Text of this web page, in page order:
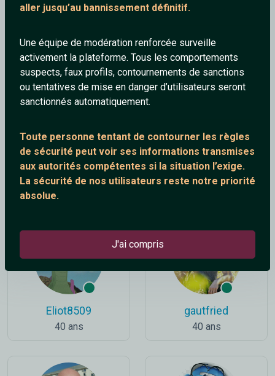
aller jusqu’au bannissement définitif.
Une équipe de modération renforcée surveille
activement la plateforme. Tous les comportements
suspects, faux profils, contournements de sanctions
ou tentatives de mise en danger d’utilisateurs seront
sanctionnés automatiquement.
Toute personne tentant de contourner les règles
de sécurité peut voir ses informations transmises
aux autorités compétentes si la situation l’exige.
La sécurité de nos utilisateurs reste notre priorité
absolue.
J'ai compris
LeDz_
90 ans
MecCool_62
49 ans
Patrick32 cleary35
Eliot8509
40 ans
gautfried
40 ans